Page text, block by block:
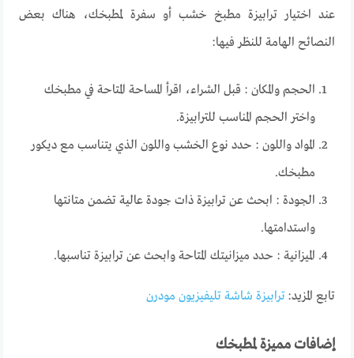
عند اختيار ترابيزة مطبخ خشب أو سفرة لمطبخك، هناك بعض
النصائح الهامة للنظر فيها:
الحجم والمكان : قبل الشراء، اقرأ المساحة المتاحة في مطبخك
واختر الحجم المناسب للترابيزة.
المواد واللون : حدد نوع الخشب واللون الذي يتناسب مع ديكور
مطبخك.
الجودة : ابحث عن ترابيزة ذات جودة عالية تضمن متانتها
واستدامتها.
الميزانية : حدد ميزانيتك المتاحة وابحث عن ترابيزة تناسبها.
تابع المزيد:ترابيزة شاشة تليفيزيون مودرن
إضافاتمميزةلمطبخك